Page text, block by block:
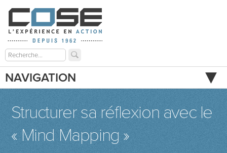
NAVIGATION
Structurer sa réflexion avec le
« Mind Mapping »